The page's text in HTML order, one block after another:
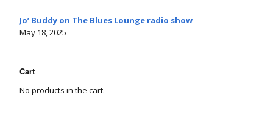
Jo’ Buddy on The Blues Lounge radio show
May 18, 2025
Cart
No products in the cart.